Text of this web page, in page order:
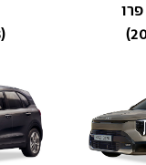
(2020-2023)